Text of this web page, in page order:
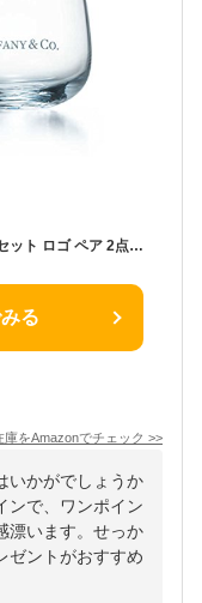
TIFFANY(ティファニー) ガラス タンブラー セット ロゴ ペア 2点セット 200ml
る
庫をAmazonでチェック >>
いかがでしょうか
ンで、ワンポイン
漂います。せっか
ゼントがおすすめ